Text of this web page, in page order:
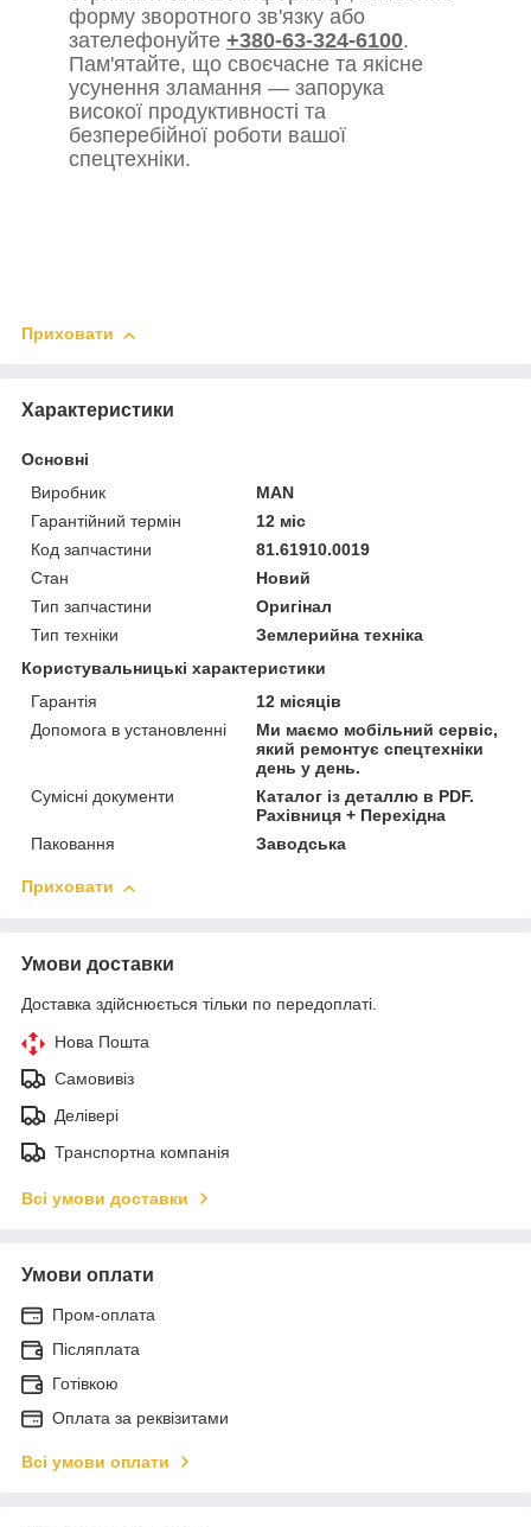
форму зворотного зв'язку або
зателефонуйте +380-63-324-6100.
Пам'ятайте, що своєчасне та якісне
усунення зламання — запорука
високої продуктивності та
безперебійної роботи вашої
спецтехніки.
Приховати
Характеристики
Основні
Виробник
MAN
Гарантійний термін
12 міс
Код запчастини
81.61910.0019
Стан
Новий
Тип запчастини
Оригінал
Тип техніки
Землерийна техніка
Користувальницькі характеристики
Гарантія
12 місяців
Допомога в установленні
Ми маємо мобільний сервіс,
який ремонтує спецтехніки
день у день.
Сумісні документи
Каталог із деталлю в PDF.
Рахівниця + Перехідна
Паковання
Заводська
Приховати
Умови доставки
Доставка здійснюється тільки по передоплаті.
Нова Пошта
Самовивіз
Делівері
Транспортна компанія
Всі умови доставки
Умови оплати
Пром-оплата
Післяплата
Готівкою
Оплата за реквізитами
Всі умови оплати